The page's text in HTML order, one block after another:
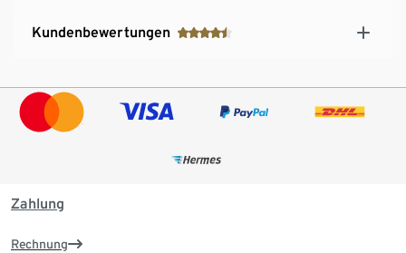
Kundenbewertungen
Zahlung
Rechnung